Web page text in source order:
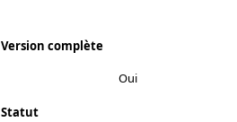
Version complète
Oui
Statut